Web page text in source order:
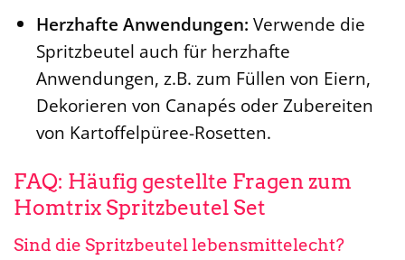
Herzhafte Anwendungen: Verwende die
Spritzbeutel auch für herzhafte
Anwendungen, z.B. zum Füllen von Eiern,
Dekorieren von Canapés oder Zubereiten
von Kartoffelpüree-Rosetten.
FAQ: Häufig gestellte Fragen zum
Homtrix Spritzbeutel Set
Sind die Spritzbeutel lebensmittelecht?